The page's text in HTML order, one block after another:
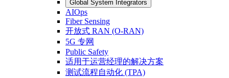
Global System Integrators
AIOps
Fiber Sensing
开放式 RAN (O-RAN)
5G 专网
Public Safety
适用于运营经理的解决方案
测试流程自动化 (TPA)